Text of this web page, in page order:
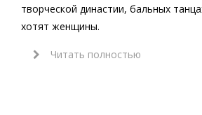
творческой династии, бальных
хотят женщины.
Читать полностью